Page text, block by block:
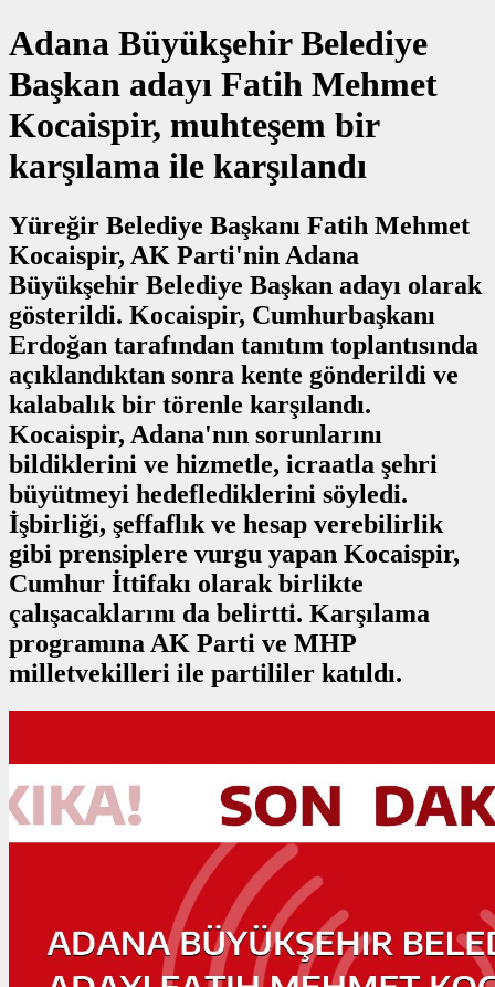
Adana Büyükşehir Belediye
Başkan adayı Fatih Mehmet
Kocaispir, muhteşem bir
karşılama ile karşılandı
Yüreğir Belediye Başkanı Fatih Mehmet
Kocaispir, AK Parti'nin Adana
Büyükşehir Belediye Başkan adayı olarak
gösterildi. Kocaispir, Cumhurbaşkanı
Erdoğan tarafından tanıtım toplantısında
açıklandıktan sonra kente gönderildi ve
kalabalık bir törenle karşılandı.
Kocaispir, Adana'nın sorunlarını
bildiklerini ve hizmetle, icraatla şehri
büyütmeyi hedeflediklerini söyledi.
İşbirliği, şeffaflık ve hesap verebilirlik
gibi prensiplere vurgu yapan Kocaispir,
Cumhur İttifakı olarak birlikte
çalışacaklarını da belirtti. Karşılama
programına AK Parti ve MHP
milletvekilleri ile partililer katıldı.